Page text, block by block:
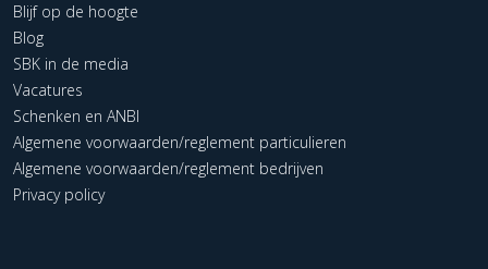
Blijf op de hoogte
Blog
SBK in de media
Vacatures
Schenken en ANBI
Algemene voorwaarden/reglement particulieren
Algemene voorwaarden/reglement bedrijven
Privacy policy